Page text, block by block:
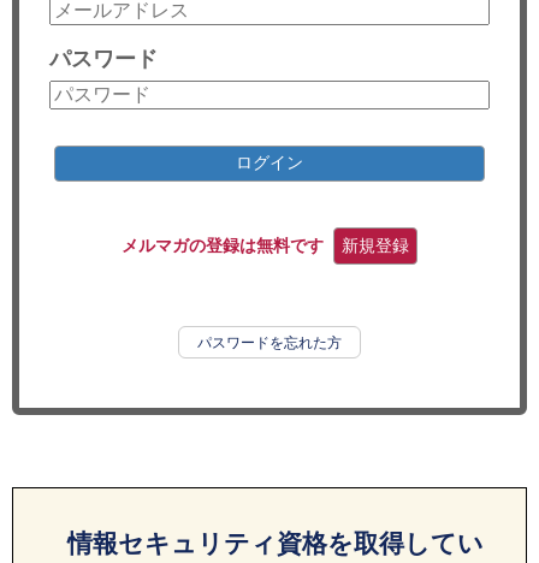
コンサルティング
リサーチ
パスワード
ログイン
メルマガの登録は無料です 新規登録
パスワードを忘れた方
情報セキュリティ資格を取得してい